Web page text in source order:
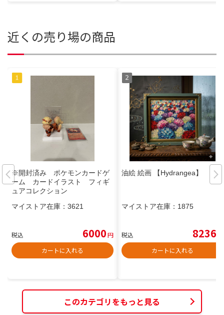
近くの売り場の商品
※開封済み ポケモンカードゲ
ーム カードイラスト フィギ
ュアコレクション
マイストア在庫： 3621
税込 6000円
カートに入れる
油絵 絵画 【Hydrangea】
マイストア在庫： 1875
税込 8236
カートに入れる
このカテゴリをもっと見る